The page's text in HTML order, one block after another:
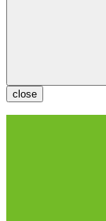
close